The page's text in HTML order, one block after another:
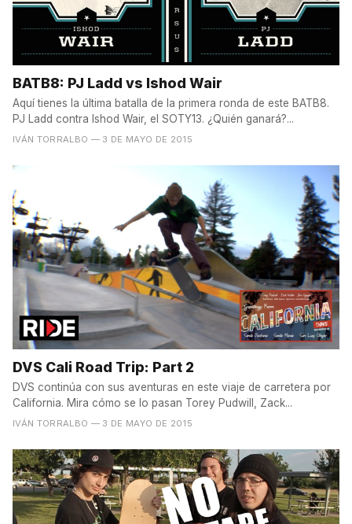
BATB8: PJ Ladd vs Ishod Wair
Aquí tienes la última batalla de la primera ronda de este BATB8.
PJ Ladd contra Ishod Wair, el SOTY13. ¿Quién ganará?...
IVÁN TORRALBO — 3 DE MAYO DE 2015
DVS Cali Road Trip: Part 2
DVS continúa con sus aventuras en este viaje de carretera por
California. Mira cómo se lo pasan Torey Pudwill, Zack...
IVÁN TORRALBO — 3 DE MAYO DE 2015